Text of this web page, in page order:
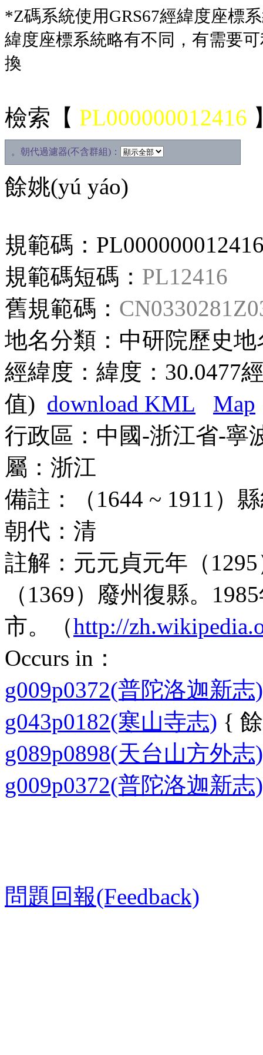
*Z碼系統使用GRS67經緯度座標
緯度座標系統略有不同，有需要
換
檢索【 PL000000012416
。朝代過濾器(不含群組)：
餘姚(yú yáo)
規範碼：
規範碼短碼： PL12416
舊規範碼：
地名分類： 中研院歷史地
經緯度： 緯度：30.0477
值) download KML
Map
行政區： 中國-浙江省-寧
屬： 浙江
備註：
（1644 ~ 1911）
朝代： 清
註解： 元元貞元年（
（1369）廢州復縣。
市。（http://
Occurs in：
g009p0372(普陀洛迦新志)
g043p0182(寒山寺志) {
g089p0898(天台山方外志)
g009p0372(普陀洛迦新志)
問題回報(Feedback)